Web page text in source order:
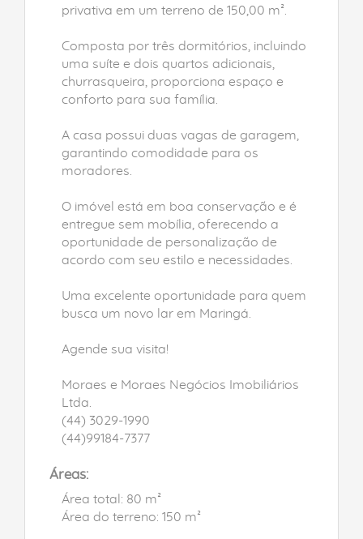
privativa em um terreno de 150,00 m².
Composta por três dormitórios, incluindo
uma suíte e dois quartos adicionais,
churrasqueira, proporciona espaço e
conforto para sua família.
A casa possui duas vagas de garagem,
garantindo comodidade para os
moradores.
O imóvel está em boa conservação e é
entregue sem mobília, oferecendo a
oportunidade de personalização de
acordo com seu estilo e necessidades.
Uma excelente oportunidade para quem
busca um novo lar em Maringá.
Agende sua visita!
Moraes e Moraes Negócios Imobiliários
Ltda.
(44) 3029-1990
(44)99184-7377
Áreas:
Área total: 80 m²
Área do terreno: 150 m²